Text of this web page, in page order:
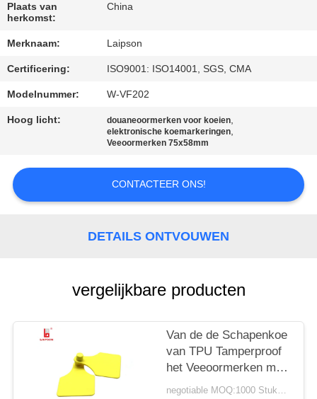
ONS
NIEUWS
VERZOEK
EEN
CITAAT
SITEMAP
POLICY
Plaats van
herkomst:
China
Merknaam: Laipson
Certificering: ISO9001: ISO14001, SGS, CMA
Modelnummer: W-VF202
Hoog licht: douaneoormerken voor koeien,
elektronische koemarkeringen,
Veeoormerken 75x58mm
CONTACTEER ONS!
DETAILS ONTVOUWEN
vergelijkbare producten
Van de de Schapenkoe
van TPU Tamperproof
het Veeoormerken met
Laserdruk in Geel
negotiable MOQ:1000 Stukken